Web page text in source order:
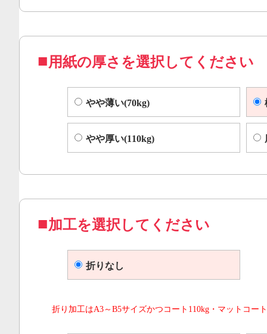
用紙の厚さを選択してください
やや薄い(70kg)
やや厚い(110kg)
加工を選択してください
折りなし
折り加工はA3～B5サイズかつコート110kg・マットコー